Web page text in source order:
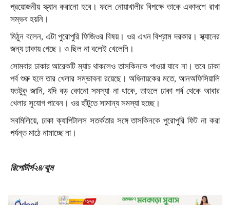
প্রয়োজনীয় স্ক্যান করানো হবে। ফলে নোয়াখালীর বিপক্ষে তাকে একাদশে রাখা
সম্ভব হয়নি।
মিঠুন বলেন, এটা পুরোপুরি ফিজিওর বিষয়। ওর এখন বিশ্রাম দরকার। স্ক্যানের
জন্য ঢাকায় গেছে। ও ছিল না বলেই খেলেনি।
সোমবার ঢাকার আরেকটি ম্যাচ থাকলেও তাসকিনকে পাওয়া যাবে না। তবে ঢাকা
পর্ব শুরু হলে তার খেলার সম্ভাবনা রয়েছে। অধিনায়কের মতে, আনঅফিসিয়ালি
যতটুকু জানি, যদি বড় কোনো সমস্যা না থাকে, তাহলে ঢাকা পর্ব থেকে আবার
খেলার সুযোগ পাবেন। ওর হাঁটুতে সামান্য সমস্যা হচ্ছে।
সবমিলিয়ে, ঢাকা ক্যাপিটালস সতর্কতার সঙ্গে তাসকিনকে পুরোপুরি ফিট না করা
পর্যন্ত মাঠে নামাচ্ছে না।
রিপোর্টার্স২৪/ঝুম